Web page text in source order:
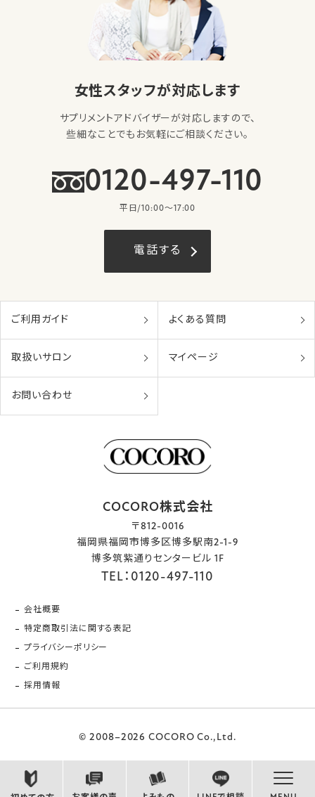
女性スタッフが対応します
サプリメントアドバイザーが対応しますので、
些細なことでもお気軽にご相談ください。
0120-497-110
平日/10:00〜17:00
電話する
ご利用ガイド よくある質問
取扱いサロン マイページ
お問い合わせ
COCORO株式会社
〒812-0016
福岡県福岡市博多区博多駅南2-1-9
博多筑紫通りセンタービル 1F
TEL：0120-497-110
会社概要
特定商取引法に関する表記
プライバシーポリシー
ご利用規約
採用情報
© 2008–2026 COCORO Co.,Ltd.